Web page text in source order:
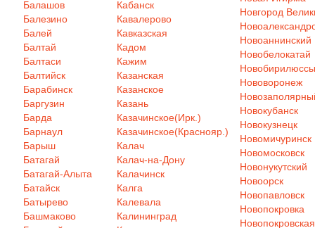
Балашов
Балезино
Балей
Балтай
Балтаси
Балтийск
Барабинск
Баргузин
Барда
Барнаул
Барыш
Батагай
Батагай-Алыта
Батайск
Батырево
Башмаково
Кабанск
Кавалерово
Кавказская
Кадом
Кажим
Казанская
Казанское
Казань
Казачинское(Ирк.)
Казачинское(Краснояр.)
Калач
Калач-на-Дону
Калачинск
Калга
Калевала
Калининград
Новгород
Новоаннинский
Новобелокатай
Новобирилюссы
Нововоронеж
Новокубанск
Новокузнецк
Новомичуринск
Новомосковск
Новонукутский
Новоорск
Новопавловск
Новопокровка
Новопокровская